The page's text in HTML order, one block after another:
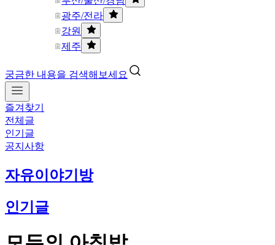
광주/전라
강원
제주
궁금한 내용을 검색해보세요
즐겨찾기
전체글
인기글
공지사항
자유이야기방
인기글